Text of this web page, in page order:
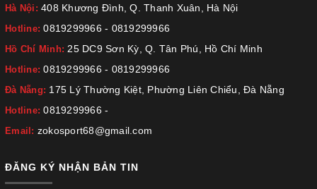
Hà Nội: 408 Khương Đình, Q. Thanh Xuân, Hà Nội
Hotline:0819299966 - 0819299966
Hồ Chí Minh: 25 DC9 Sơn Kỳ, Q. Tân Phú, Hồ Chí Minh
Hotline:0819299966 - 0819299966
Đà Nẵng: 175 Lý Thường Kiệt, Phường Liên Chiểu, Đà Nẵng
Hotline:0819299966 -
Email: zokosport68@gmail.com
ĐĂNG KÝ NHẬN BẢN TIN